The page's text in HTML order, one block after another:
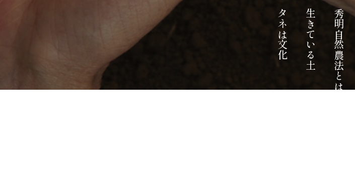
秀明自然農法とは
生きている土
タネは文化